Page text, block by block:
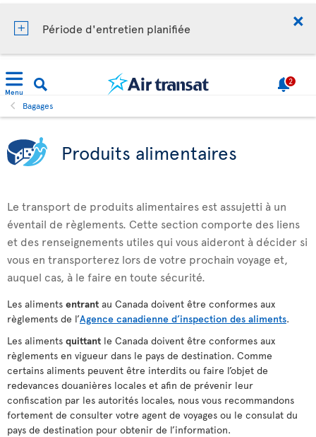
Période d'entretien planifiée
Menu
2
Bagages
Produits alimentaires
Le transport de produits alimentaires est assujetti à un
éventail de règlements. Cette section comporte des liens
et des renseignements utiles qui vous aideront à décider si
vous en transporterez lors de votre prochain voyage et,
auquel cas, à le faire en toute sécurité.
Les aliments entrant au Canada doivent être conformes aux
règlements de l’Agence canadienne d’inspection des aliments.
Les aliments quittant le Canada doivent être conformes aux
règlements en vigueur dans le pays de destination. Comme
certains aliments peuvent être interdits ou faire l’objet de
redevances douanières locales et afin de prévenir leur
confiscation par les autorités locales, nous vous recommandons
fortement de consulter votre agent de voyages ou le consulat du
pays de destination pour obtenir de l’information.